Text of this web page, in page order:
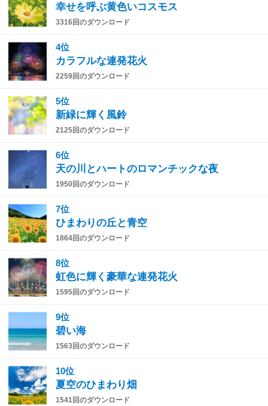
幸せを呼ぶ黄色いコスモス
3316回のダウンロード
4位
カラフルな連発花火
2259回のダウンロード
5位
新緑に輝く風鈴
2125回のダウンロード
6位
天の川とハートのロマンチックな夜
1950回のダウンロード
7位
ひまわりの丘と青空
1864回のダウンロード
8位
虹色に輝く豪華な連発花火
1595回のダウンロード
9位
碧い海
1563回のダウンロード
10位
夏空のひまわり畑
1541回のダウンロード